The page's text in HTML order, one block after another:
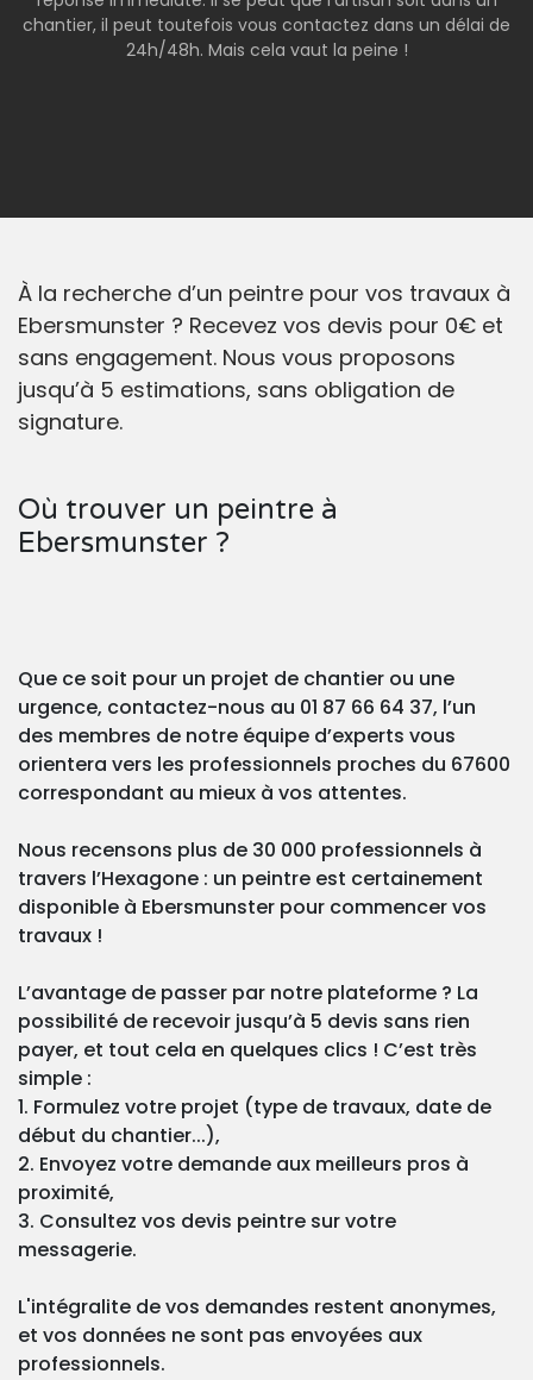
chantier, il peut toutefois vous contactez dans un délai de
24h/48h. Mais cela vaut la peine !
À la recherche d’un peintre pour vos travaux à
Ebersmunster ? Recevez vos devis pour 0€ et
sans engagement. Nous vous proposons
jusqu’à 5 estimations, sans obligation de
signature.
Où trouver un peintre à
Ebersmunster ?
Que ce soit pour un projet de chantier ou une
urgence, contactez-nous au 01 87 66 64 37, l’un
des membres de notre équipe d’experts vous
orientera vers les professionnels proches du 67600
correspondant au mieux à vos attentes.
Nous recensons plus de 30 000 professionnels à
travers l’Hexagone : un peintre est certainement
disponible à Ebersmunster pour commencer vos
travaux !
L’avantage de passer par notre plateforme ? La
possibilité de recevoir jusqu’à 5 devis sans rien
payer, et tout cela en quelques clics ! C’est très
simple :
1. Formulez votre projet (type de travaux, date de
début du chantier...),
2. Envoyez votre demande aux meilleurs pros à
proximité,
3. Consultez vos devis peintre sur votre
messagerie.
L'intégralite de vos demandes restent anonymes,
et vos données ne sont pas envoyées aux
professionnels.